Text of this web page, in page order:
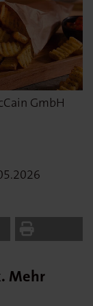
GmbH
Mehr